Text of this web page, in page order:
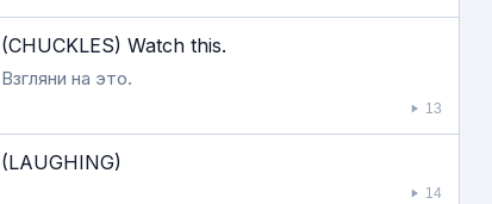
(CHUCKLES) Watch this.
Взгляни на это.
13
(LAUGHING)
14